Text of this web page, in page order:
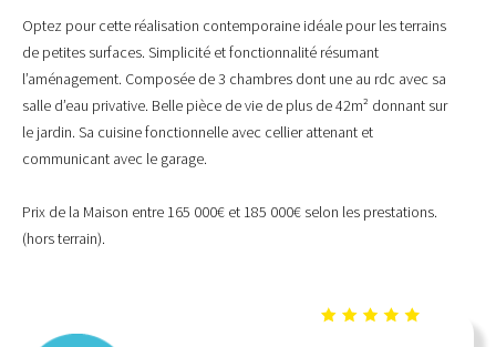
Optez pour cette réalisation contemporaine idéale pour les terrains
de petites surfaces. Simplicité et fonctionnalité résumant
l’aménagement. Composée de 3 chambres dont une au rdc avec sa
salle d’eau privative. Belle pièce de vie de plus de 42m² donnant sur
le jardin. Sa cuisine fonctionnelle avec cellier attenant et
communicant avec le garage.
Prix de la Maison entre 165 000€ et 185 000€ selon les prestations.
(hors terrain).